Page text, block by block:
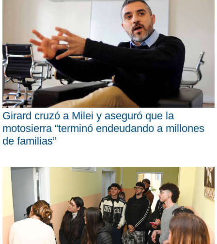
Girard cruzó a Milei y aseguró que la
motosierra “terminó endeudando a millones
de familias”